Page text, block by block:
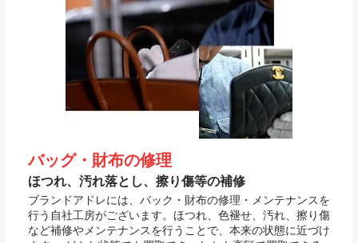
バッグ・財布の修理
ほつれ、汚れ落とし、擦り傷等の補修
ブランドアドレには、バック・財布の修理・メンテナンスを
行う自社工房がございます。ほつれ、色褪せ、汚れ、擦り傷
など補修やメンテナンスを行うことで、本来の状態に近づけ